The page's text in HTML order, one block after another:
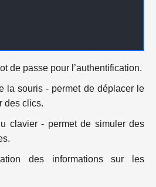
de passe pour l’authentification.
la souris - permet de déplacer le
des clics.
clavier - permet de simuler des
des informations sur les